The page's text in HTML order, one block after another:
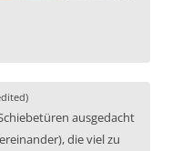
ausgedacht
die viel zu